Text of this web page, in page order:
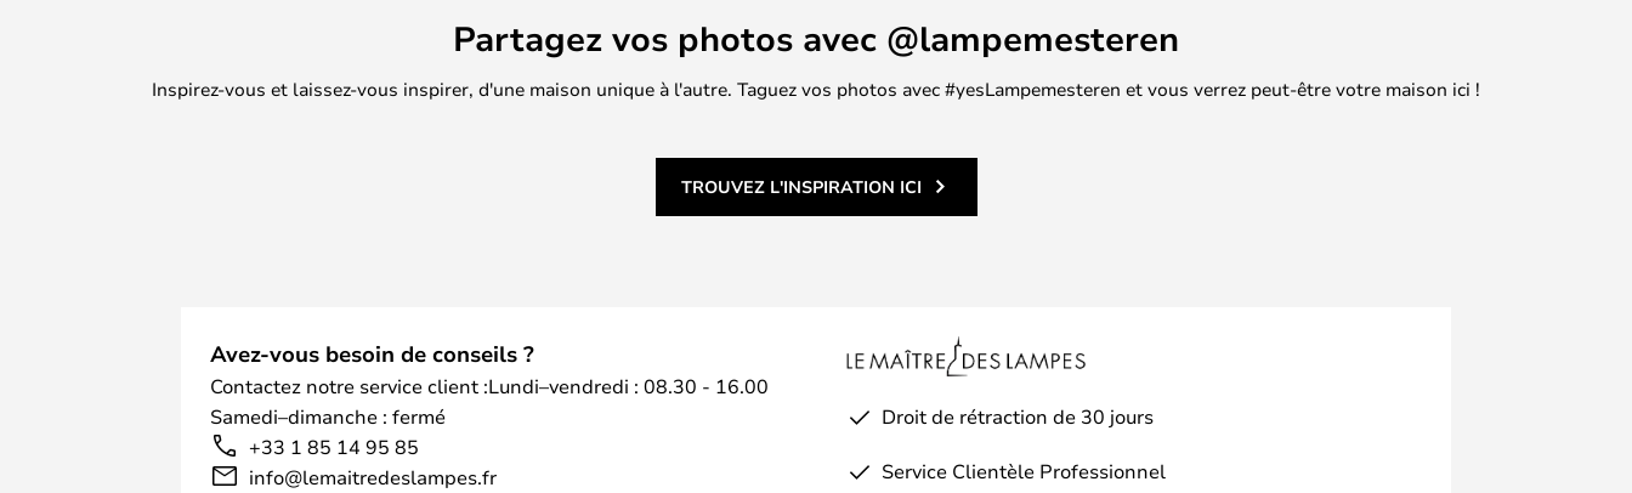
Partagez vos photos avec @lampemesteren
Inspirez-vous et laissez-vous inspirer, d'une maison unique à l'autre. Taguez vos photos avec #yesLampemesteren et vous verrez peut-être votre maison ici !
TROUVEZ L'INSPIRATION ICI
Avez-vous besoin de conseils ?
Contactez notre service client :Lundi–vendredi : 08.30 - 16.00
Samedi–dimanche : fermé
+33 1 85 14 95 85
info@lemaitredeslampes.fr
Droit de rétraction de 30 jours
Service Clientèle Professionnel